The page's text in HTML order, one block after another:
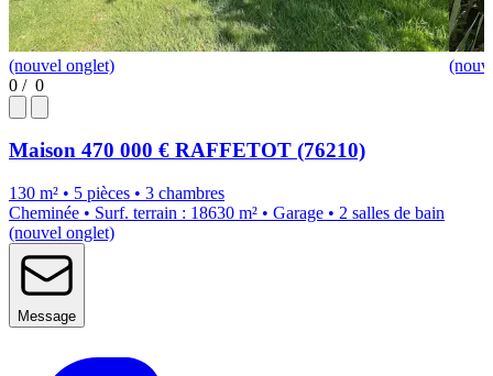
(nouvel onglet)
0 / 0
Maison 470 000 € RAFFETOT (76210)
130 m² • 5 pièces • 3 chambres
Cheminée • Surf. terrain : 18630 m² • Garage • 2 salles de bain
(nouvel onglet)
Message